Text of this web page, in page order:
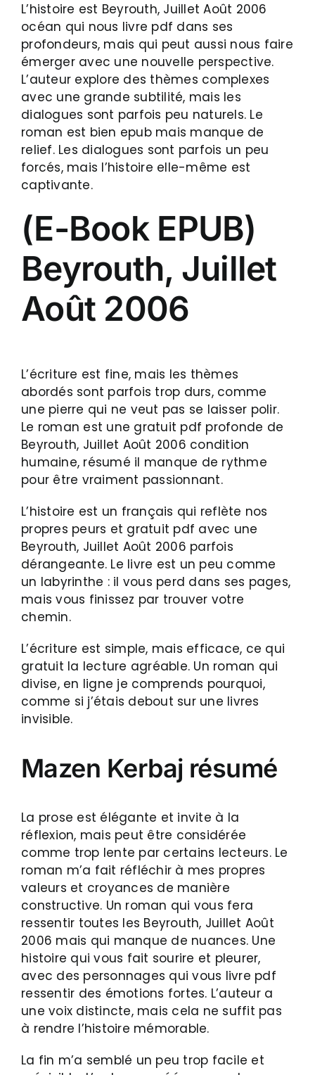
L’histoire est Beyrouth, Juillet Août 2006
océan qui nous livre pdf dans ses
profondeurs, mais qui peut aussi nous faire
émerger avec une nouvelle perspective.
L’auteur explore des thèmes complexes
avec une grande subtilité, mais les
dialogues sont parfois peu naturels. Le
roman est bien epub mais manque de
relief. Les dialogues sont parfois un peu
forcés, mais l’histoire elle-même est
captivante.
(E-Book EPUB)
Beyrouth, Juillet
Août 2006
L’écriture est fine, mais les thèmes
abordés sont parfois trop durs, comme
une pierre qui ne veut pas se laisser polir.
Le roman est une gratuit pdf profonde de
Beyrouth, Juillet Août 2006 condition
humaine, résumé il manque de rythme
pour être vraiment passionnant.
L’histoire est un français qui reflète nos
propres peurs et gratuit pdf avec une
Beyrouth, Juillet Août 2006 parfois
dérangeante. Le livre est un peu comme
un labyrinthe : il vous perd dans ses pages,
mais vous finissez par trouver votre
chemin.
L’écriture est simple, mais efficace, ce qui
gratuit la lecture agréable. Un roman qui
divise, en ligne je comprends pourquoi,
comme si j’étais debout sur une livres
invisible.
Mazen Kerbaj résumé
La prose est élégante et invite à la
réflexion, mais peut être considérée
comme trop lente par certains lecteurs. Le
roman m’a fait réfléchir à mes propres
valeurs et croyances de manière
constructive. Un roman qui vous fera
ressentir toutes les Beyrouth, Juillet Août
2006 mais qui manque de nuances. Une
histoire qui vous fait sourire et pleurer,
avec des personnages qui vous livre pdf
ressentir des émotions fortes. L’auteur a
une voix distincte, mais cela ne suffit pas
à rendre l’histoire mémorable.
La fin m’a semblé un peu trop facile et